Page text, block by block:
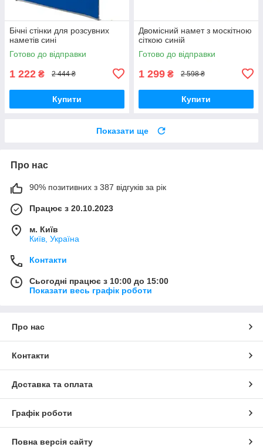
Бічні стінки для розсувних
наметів сині
Готово до відправки
1 222 ₴ 2 444 ₴
Купити
Двомісний намет з москітною
сіткою синій
Готово до відправки
1 299 ₴ 2 598 ₴
Купити
Показати ще
Про нас
90% позитивних з 387 відгуків за рік
Працює з 20.10.2023
м. Київ
Київ, Україна
Контакти
Сьогодні працює з 10:00 до 15:00
Показати весь графік роботи
Про нас
Контакти
Доставка та оплата
Графік роботи
Повна версія сайту